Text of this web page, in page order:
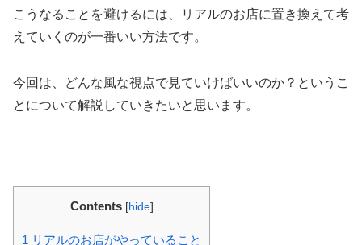
こうなることを避けるには、リアルのお店に置き換えて考
えていくのが一番いい方法です。
今回は、どんな風な視点で見ていけばいいのか？というこ
とについて解説していきたいと思います。
Contents [hide]
1 リアルのお店がやっていること